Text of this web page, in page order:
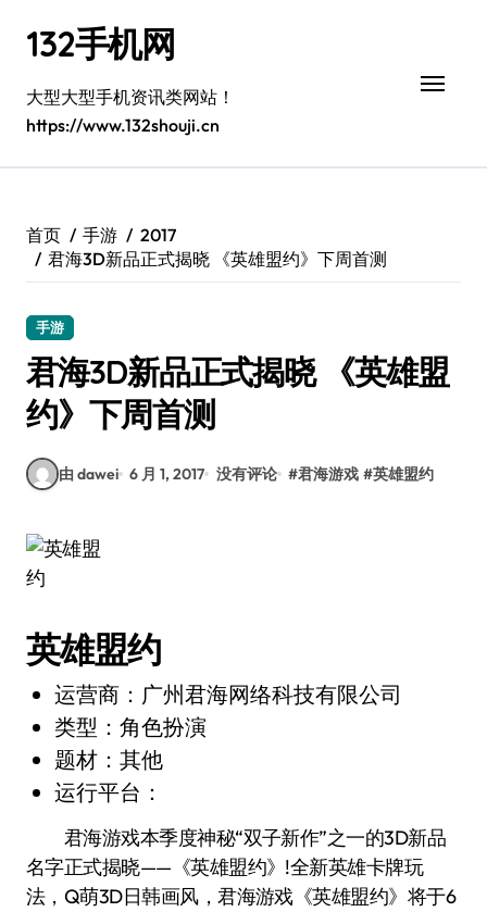
132手机网
大型大型手机资讯类网站！
https://www.132shouji.cn
首页 手游
2017
君海3D新品正式揭晓 《英雄盟约》下周首测
手游
君海3D新品正式揭晓 《英雄盟
约》下周首测
由 dawei 6 月 1, 2017 没有评论 #君海游戏 #英雄盟约
英雄盟约
运营商：广州君海网络科技有限公司
类型：角色扮演
题材：其他
运行平台：
君海游戏本季度神秘“双子新作”之一的3D新品
名字正式揭晓——《英雄盟约》!全新英雄卡牌玩
法，Q萌3D日韩画风，君海游戏《英雄盟约》将于6